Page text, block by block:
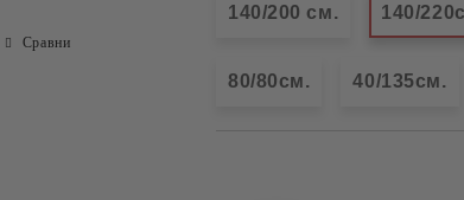
140/200 см. 140/
80/80см. 40/135см.
Сравни